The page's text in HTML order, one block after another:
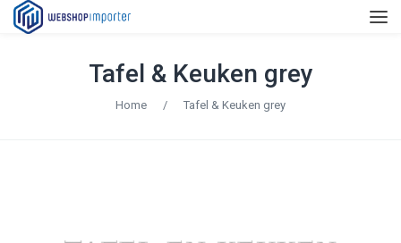
Tafel & Keuken grey
Home / Tafel & Keuken grey